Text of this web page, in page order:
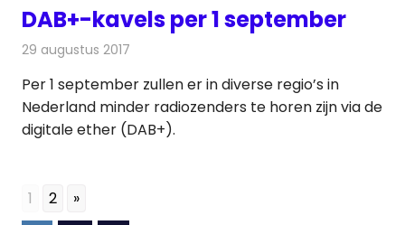
DAB+-kavels per 1 september
29 augustus 2017
Per 1 september zullen er in diverse regio’s in
Nederland minder radiozenders te horen zijn via de
digitale ether (DAB+).
1 2 »